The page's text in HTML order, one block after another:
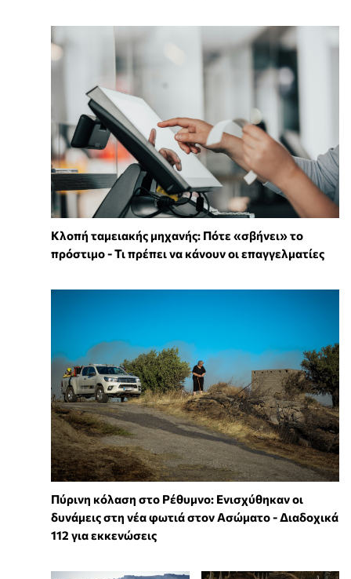
Κλοπή ταμειακής μηχανής: Πότε «σβήνει» το
πρόστιμο - Τι πρέπει να κάνουν οι επαγγελματίες
Πύρινη κόλαση στο Ρέθυμνο: Ενισχύθηκαν οι
δυνάμεις στη νέα φωτιά στον Ασώματο - Διαδοχικά
112 για εκκενώσεις